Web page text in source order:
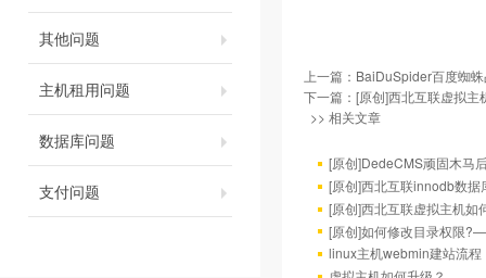
其他问题
主机租用问题
数据库问题
支付问题
上一篇： BaiDuSpider百度蜘
下一篇： [原创]西北互联虚拟
>> 相关文章
[原创]DedeCMS顽固木马
[原创]西北互联innodb数
[原创]西北互联虚拟主机如
[原创]如何修改目录权限
linux主机webmin建站流程